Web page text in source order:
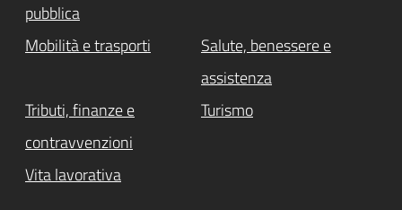
pubblica
Mobilità e trasporti
Salute, benessere e
assistenza
Tributi, finanze e
contravvenzioni
Turismo
Vita lavorativa